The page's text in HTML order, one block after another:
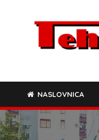
NASLOVNICA